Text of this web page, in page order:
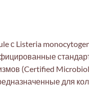
с Listeria
(Certified
для